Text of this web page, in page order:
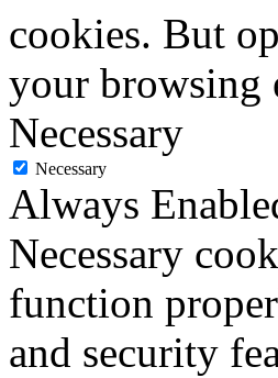
cookies. But
your browsing
Necessary
Necessary
Always
Necessary
function
and security